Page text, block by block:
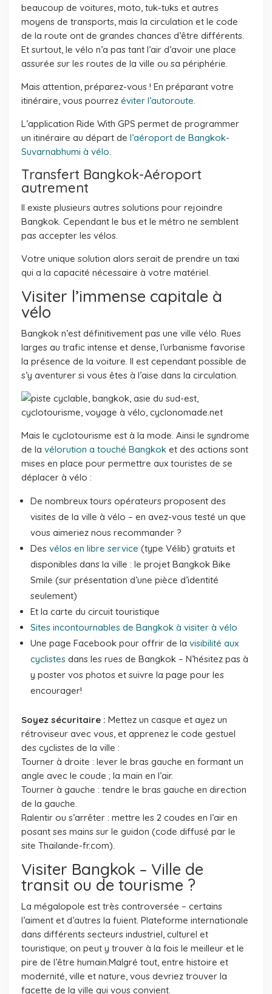
beaucoup de voitures, moto, tuk-tuks et autres
moyens de transports, mais la circulation et le code
de la route ont de grandes chances d’être différents.
Et surtout, le vélo n’a pas tant l’air d’avoir une place
assurée sur les routes de la ville ou sa périphérie.
Mais attention, préparez-vous ! En préparant votre
itinéraire, vous pourrez éviter l’autoroute.
L’application Ride With GPS permet de programmer
un itinéraire au départ de l’aéroport de Bangkok-
Suvarnabhumi à vélo.
Transfert Bangkok-Aéroport
autrement
Il existe plusieurs autres solutions pour rejoindre
Bangkok. Cependant le bus et le métro ne semblent
pas accepter les vélos.
Votre unique solution alors serait de prendre un taxi
qui a la capacité nécessaire à votre matériel.
Visiter l’immense capitale à
vélo
Bangkok n’est définitivement pas une ville vélo. Rues
larges au trafic intense et dense, l’urbanisme favorise
la présence de la voiture. Il est cependant possible de
s’y aventurer si vous êtes à l’aise dans la circulation.
Mais le cyclotourisme est à la mode. Ainsi le syndrome
de la vélorution a touché Bangkok et des actions sont
mises en place pour permettre aux touristes de se
déplacer à vélo :
De nombreux tours opérateurs proposent des
visites de la ville à vélo – en avez-vous testé un que
vous aimeriez nous recommander ?
Des vélos en libre service (type Vélib) gratuits et
disponibles dans la ville : le projet Bangkok Bike
Smile (sur présentation d’une pièce d’identité
seulement)
Et la carte du circuit touristique
Sites incontournables de Bangkok à visiter à vélo
Une page Facebook pour offrir de la visibilité aux
cyclistes dans les rues de Bangkok – N’hésitez pas à
y poster vos photos et suivre la page pour les
encourager!
Soyez sécuritaire : Mettez un casque et ayez un
rétroviseur avec vous, et apprenez le code gestuel
des cyclistes de la ville :
Tourner à droite : lever le bras gauche en formant un
angle avec le coude ; la main en l’air.
Tourner à gauche : tendre le bras gauche en direction
de la gauche.
Ralentir ou s’arrêter : mettre les 2 coudes en l’air en
posant ses mains sur le guidon (code diffusé par le
site Thailande-fr.com).
Visiter Bangkok – Ville de
transit ou de tourisme ?
La mégalopole est très controversée – certains
l’aiment et d’autres la fuient. Plateforme internationale
dans différents secteurs industriel, culturel et
touristique; on peut y trouver à la fois le meilleur et le
pire de l’être humain.Malgré tout, entre histoire et
modernité, ville et nature, vous devriez trouver la
facette de la ville qui vous convient.